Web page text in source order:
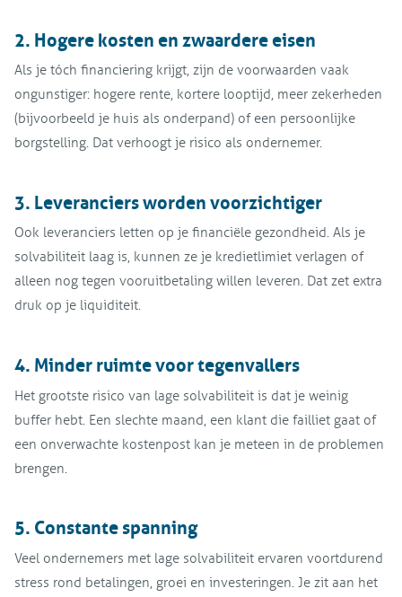
2. Hogere kosten en zwaardere eisen
Als je tóch financiering krijgt, zijn de voorwaarden vaak
ongunstiger: hogere rente, kortere looptijd, meer zekerheden
(bijvoorbeeld je huis als onderpand) of een persoonlijke
borgstelling. Dat verhoogt je risico als ondernemer.
3. Leveranciers worden voorzichtiger
Ook leveranciers letten op je financiële gezondheid. Als je
solvabiliteit laag is, kunnen ze je kredietlimiet verlagen of
alleen nog tegen vooruitbetaling willen leveren. Dat zet extra
druk op je liquiditeit.
4. Minder ruimte voor tegenvallers
Het grootste risico van lage solvabiliteit is dat je weinig
buffer hebt. Een slechte maand, een klant die failliet gaat of
een onverwachte kostenpost kan je meteen in de problemen
brengen.
5. Constante spanning
Veel ondernemers met lage solvabiliteit ervaren voortdurend
stress rond betalingen, groei en investeringen. Je zit aan het